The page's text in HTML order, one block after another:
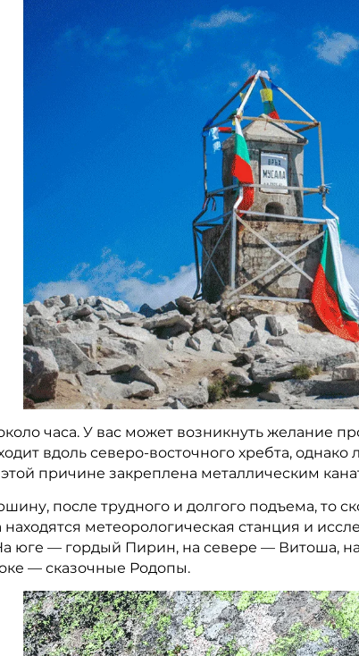
часа. У вас может возникнуть желание
вдоль северо-восточного хребта, однако
причине закреплена металлическим
после трудного и долгого подъема, то
метеорологическая станция и
юге — гордый Пирин, на севере — Витоша,
— сказочные Родопы.